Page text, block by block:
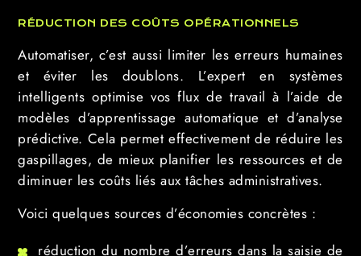
RÉDUCTION DES COÛTS OPÉRATIONNELS
Automatiser, c’est aussi limiter les erreurs humaines
et éviter les doublons. L’expert en systèmes
intelligents optimise vos flux de travail à l’aide de
modèles d’apprentissage automatique et d’analyse
prédictive. Cela permet effectivement de réduire les
gaspillages, de mieux planifier les ressources et de
diminuer les coûts liés aux tâches administratives.
Voici quelques sources d’économies concrètes :
réduction du nombre d’erreurs dans la saisie de